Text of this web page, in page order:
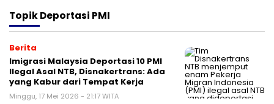
TopikDeportasi PMI
Berita
Imigrasi Malaysia Deportasi 10 PMI
Ilegal Asal NTB, Disnakertrans: Ada
yang Kabur dari Tempat Kerja
Minggu, 17 Mei 2026 - 21:17 WITA